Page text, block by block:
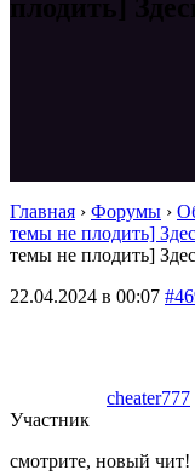
плодить]
Главная › Форумы ›
темы не плодить]
темы не плодить]
22.04.2024 в 00:07
cheater777
Участник
смотрите, новый чит!